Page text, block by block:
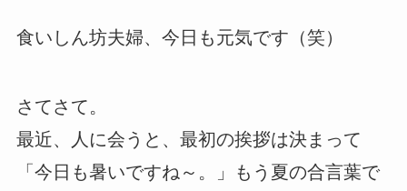
食いしん坊夫婦、今日も元気です（笑）
さてさて。
最近、人に会うと、最初の挨拶は決まって
「今日も暑いですね～。」もう夏の合言葉で